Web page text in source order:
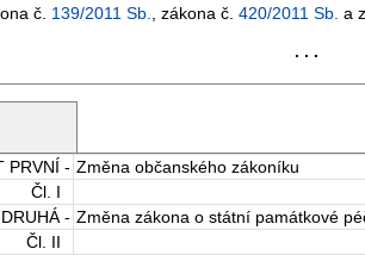
č. 139/2011 Sb. , zákona č. 420/2011 Sb. a
. . .
PRVNÍ - Změna občanského zákoníku
Čl. I
- Změna zákona o státní památkové
Čl. II